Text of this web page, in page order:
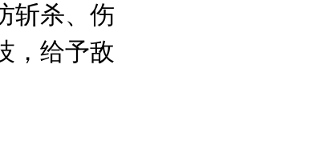
斩杀、伤
，给予敌